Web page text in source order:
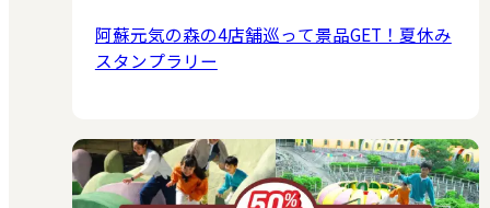
阿蘇元気の森の4店舗巡って景品GET！夏休み
スタンプラリー